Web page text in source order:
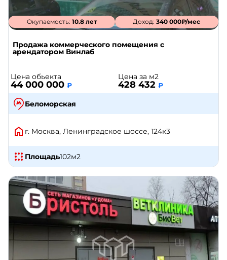
Окупаемость: 10.8 лет Доход:340 000₽/мес
Продажа коммерческого помещения с
арендатором Винлаб
Цена обьекта
44 000 000 ₽
Цена за м2
428 432 ₽
Беломорская
г. Москва, Ленинградское шоссе, 124к3
Площадь102м2